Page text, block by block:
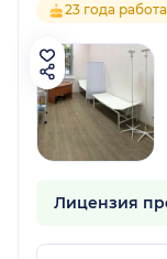
23 года
Лицензия